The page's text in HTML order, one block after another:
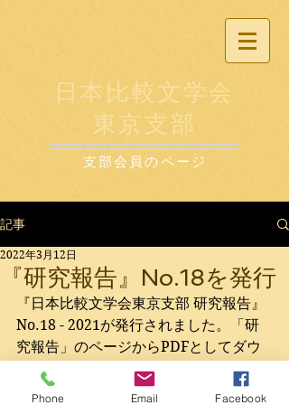
日本比較文学会
東京支部
支部会員のページ
記事
『研究報告』No.18を発行
2022年3月12日
『日本比較文学会東京支部 研究報告』
No.18 - 2021が発行されました。
「研
究報告」 のページからPDFとしてダウ
ンロードいただけます。どうぞご覧く
ださい。
Phone Email Facebook